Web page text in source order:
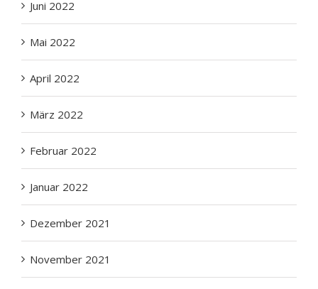
Mai 2022
April 2022
März 2022
Februar 2022
Januar 2022
Dezember 2021
November 2021
Oktober 2021